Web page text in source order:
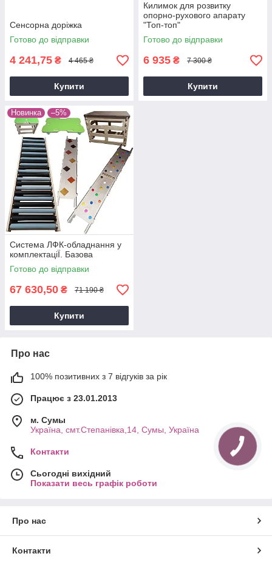
Сенсорна доріжка
Готово до відправки
4 241,75 ₴ 4 465 ₴
Купити
Килимок для розвитку
опорно-рухового апарату
"Топ-топ"
Готово до відправки
6 935 ₴ 7 300 ₴
Купити
Новинка –5%
Система ЛФК-обладнання у
комплектацiЇ. Базова
Готово до відправки
67 630,50 ₴ 71 190 ₴
Купити
Про нас
100% позитивних з 7 відгуків за рік
Працює з 23.01.2013
м. Cумы
Україна, смт.Степанівка,14, Cумы, Україна
Контакти
Сьогодні вихідний
Показати весь графік роботи
Про нас
Контакти